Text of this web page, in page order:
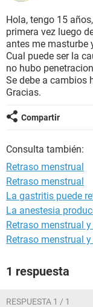
BIENESTAR
SEXUALIDAD
GLOSARIO
Hola, tengo 15
primera vez luego
antes me masturbe
Cual puede ser la
no hubo
Se debe a cambios
Gracias.
Compartir
Consulta también:
Retraso menstrual
Retraso menstrual
La gastritis puede
La anestesia
Retraso menstrual
Retraso menstrual
1 respuesta
RESPUESTA 1 / 1